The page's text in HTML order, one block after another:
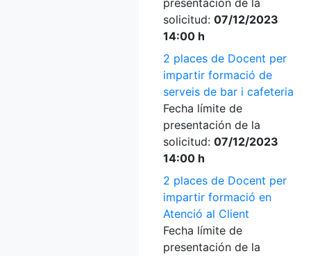
presentación de la
solicitud: 07/12/2023
14:00 h
2 places de Docent per
impartir formació de
serveis de bar i cafeteria
Fecha límite de
presentación de la
solicitud: 07/12/2023
14:00 h
2 places de Docent per
impartir formació en
Atenció al Client
Fecha límite de
presentación de la